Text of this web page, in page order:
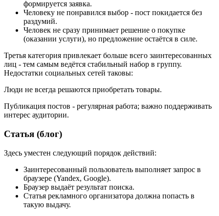
формируется заявка.
Человеку не понравился выбор - пост покидается без
раздумий.
Человек не сразу принимает решение о покупке
(оказании услуги), но предложение остаётся в силе.
Третья категория привлекает больше всего заинтересованных
лиц - тем самым ведётся стабильный набор в группу.
Недостатки социальных сетей таковы:
Люди не всегда решаются приобретать товары.
Публикация постов - регулярная работа; важно поддерживать
интерес аудитории.
Статья (блог)
Здесь уместен следующий порядок действий:
Заинтересованный пользователь выполняет запрос в
браузере (Yandex, Google).
Браузер выдаёт результат поиска.
Статья рекламного организатора должна попасть в
такую выдачу.